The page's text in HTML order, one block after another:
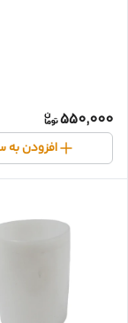
550,000
افزودن به